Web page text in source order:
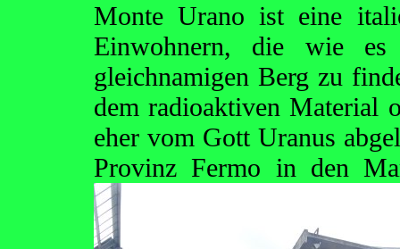
Monte Urano ist eine
Einwohnern, die wie
gleichnamigen Berg zu
dem radioaktiven Material
eher vom Gott Uranus
Provinz Fermo in den